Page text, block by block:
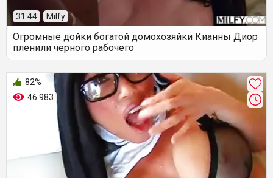
31:44 Milfy
Огромные дойки богатой домохозяйки Кианны Диор
пленили черного рабочего
46 983
82%